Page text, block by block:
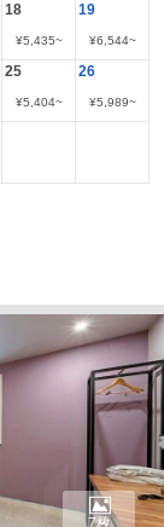
18
¥5,435~
19
¥6,544~
25
¥5,404~
26
¥5,989~
7枚